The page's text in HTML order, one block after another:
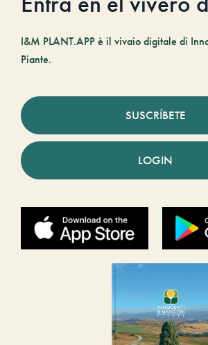
I&M PLANT.APP è il vivaio digitale di
Piante.
SUSCRÍBETE
LOGIN